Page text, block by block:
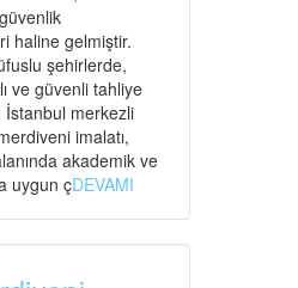
haline gelmiştir.
şehirlerde,
ve güvenli tahliye
İstanbul merkezli
imalatı,
akademik ve
uygun çDEVAMI